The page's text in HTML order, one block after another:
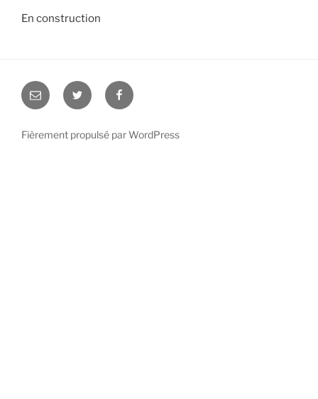
En construction
E-
mail
Twitter
Val
Facebook
Val
Fièrement propulsé par WordPress